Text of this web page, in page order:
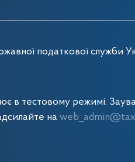
податкової служби
в тестовому режимі.
на